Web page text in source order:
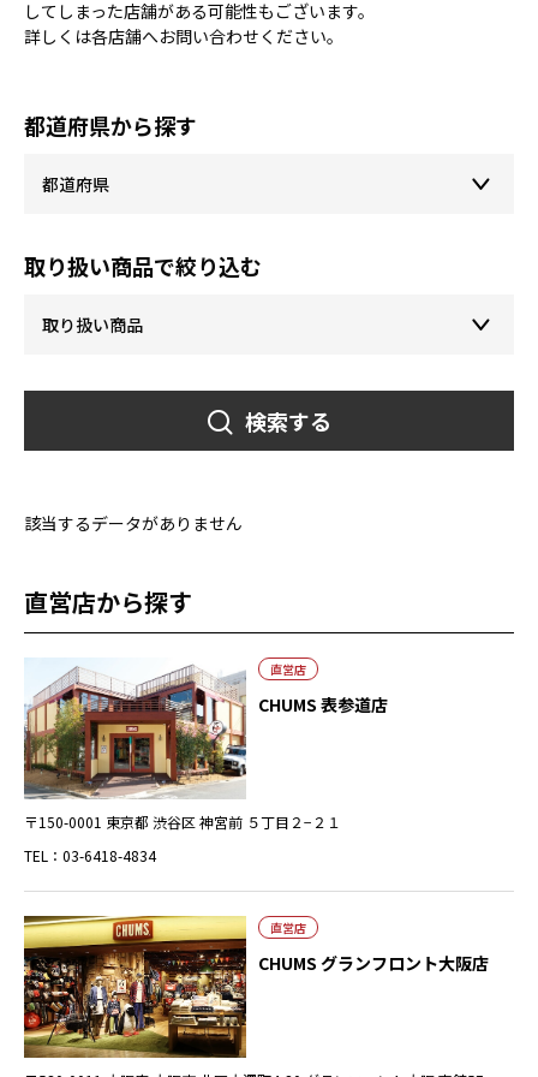
してしまった店舗がある可能性もございます。
詳しくは各店舗へお問い合わせください。
都道府県から探す
取り扱い商品で絞り込む
検索する
該当するデータがありません
直営店から探す
直営店
CHUMS 表参道店
〒150-0001 東京都 渋谷区 神宮前 ５丁目２−２１
TEL：03-6418-4834
直営店
CHUMS グランフロント大阪店